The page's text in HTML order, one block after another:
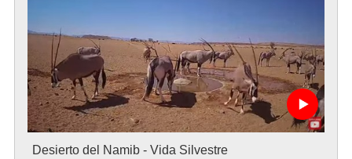
Desierto del Namib - Vida Silvestre